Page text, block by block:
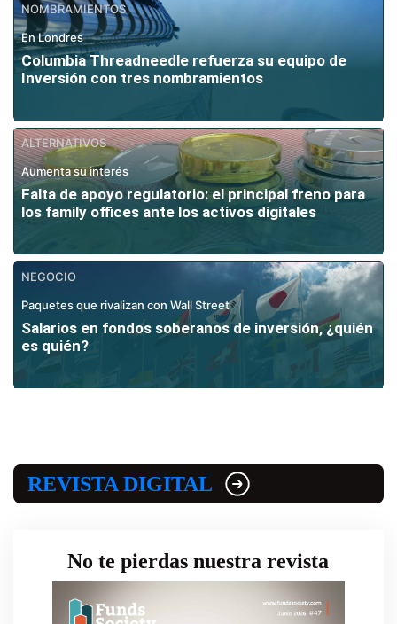
NOMBRAMIENTOS
En Londres
Columbia Threadneedle refuerza su equipo de
Inversión con tres nombramientos
ALTERNATIVOS
Aumenta su interés
Falta de apoyo regulatorio: el principal freno para
los family offices ante los activos digitales
NEGOCIO
Paquetes que rivalizan con Wall Street
Salarios en fondos soberanos de inversión, ¿quién
es quién?
REVISTA DIGITAL
No te pierdas nuestra revista